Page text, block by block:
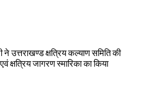
ने उत्तराखण्ड क्षत्रिय कल्याण समिति की
क्षत्रिय जागरण स्मारिका का किया